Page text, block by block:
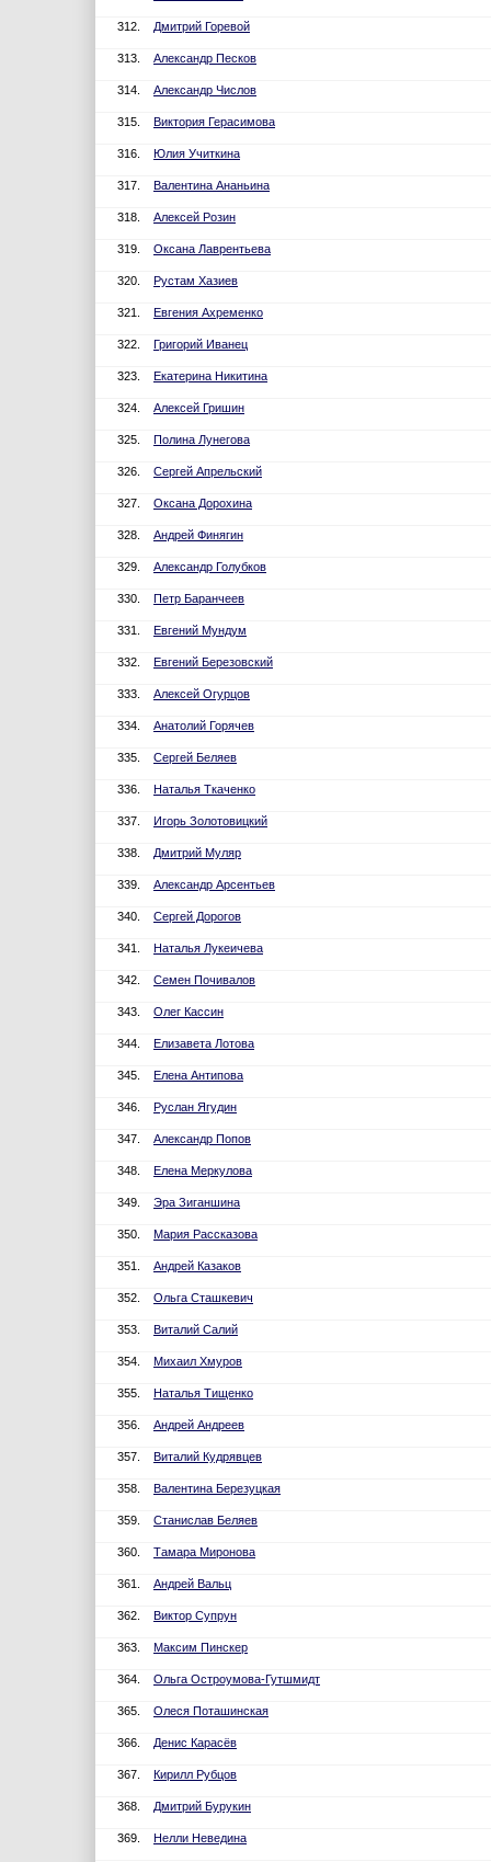
312. Дмитрий Горевой
313. Александр Песков
314. Александр Числов
315. Виктория Герасимова
316. Юлия Учиткина
317. Валентина Ананьина
318. Алексей Розин
319. Оксана Лаврентьева
320. Рустам Хазиев
321. Евгения Ахременко
322. Григорий Иванец
323. Екатерина Никитина
324. Алексей Гришин
325. Полина Лунегова
326. Сергей Апрельский
327. Оксана Дорохина
328. Андрей Финягин
329. Александр Голубков
330. Петр Баранчеев
331. Евгений Мундум
332. Евгений Березовский
333. Алексей Огурцов
334. Анатолий Горячев
335. Сергей Беляев
336. Наталья Ткаченко
337. Игорь Золотовицкий
338. Дмитрий Муляр
339. Александр Арсентьев
340. Сергей Дорогов
341. Наталья Лукеичева
342. Семен Почивалов
343. Олег Кассин
344. Елизавета Лотова
345. Елена Антипова
346. Руслан Ягудин
347. Александр Попов
348. Елена Меркулова
349. Эра Зиганшина
350. Мария Рассказова
351. Андрей Казаков
352. Ольга Сташкевич
353. Виталий Салий
354. Михаил Хмуров
355. Наталья Тищенко
356. Андрей Андреев
357. Виталий Кудрявцев
358. Валентина Березуцкая
359. Станислав Беляев
360. Тамара Миронова
361. Андрей Вальц
362. Виктор Супрун
363. Максим Пинскер
364. Ольга Остроумова-Гутшмидт
365. Олеся Поташинская
366. Денис Карасёв
367. Кирилл Рубцов
368. Дмитрий Бурукин
369. Нелли Неведина